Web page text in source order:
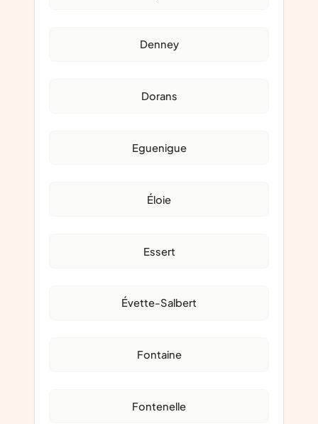
Denney
Dorans
Eguenigue
Éloie
Essert
Évette-Salbert
Fontaine
Fontenelle